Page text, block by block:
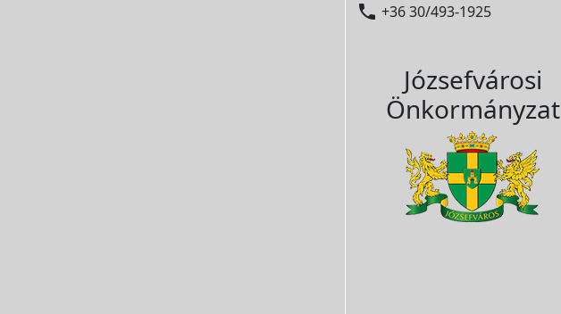
 +36 30/493-1925
Józsefvárosi
Önkormányzat